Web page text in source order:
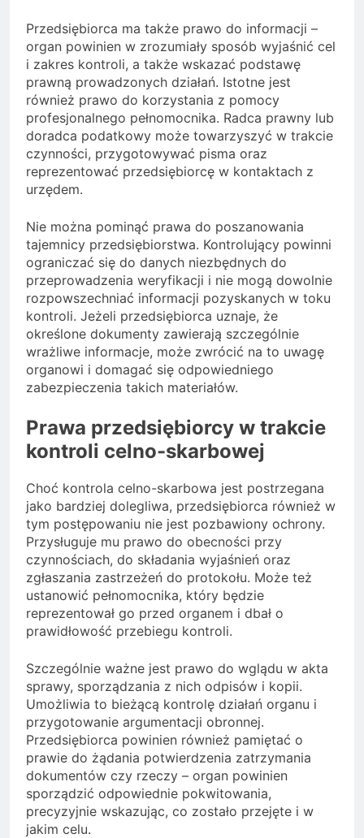
Przedsiębiorca ma także prawo do informacji –
organ powinien w zrozumiały sposób wyjaśnić cel
i zakres kontroli, a także wskazać podstawę
prawną prowadzonych działań. Istotne jest
również prawo do korzystania z pomocy
profesjonalnego pełnomocnika. Radca prawny lub
doradca podatkowy może towarzyszyć w trakcie
czynności, przygotowywać pisma oraz
reprezentować przedsiębiorcę w kontaktach z
urzędem.
Nie można pominąć prawa do poszanowania
tajemnicy przedsiębiorstwa. Kontrolujący powinni
ograniczać się do danych niezbędnych do
przeprowadzenia weryfikacji i nie mogą dowolnie
rozpowszechniać informacji pozyskanych w toku
kontroli. Jeżeli przedsiębiorca uznaje, że
określone dokumenty zawierają szczególnie
wrażliwe informacje, może zwrócić na to uwagę
organowi i domagać się odpowiedniego
zabezpieczenia takich materiałów.
Prawa przedsiębiorcy w trakcie
kontroli celno-skarbowej
Choć kontrola celno-skarbowa jest postrzegana
jako bardziej dolegliwa, przedsiębiorca również w
tym postępowaniu nie jest pozbawiony ochrony.
Przysługuje mu prawo do obecności przy
czynnościach, do składania wyjaśnień oraz
zgłaszania zastrzeżeń do protokołu. Może też
ustanowić pełnomocnika, który będzie
reprezentował go przed organem i dbał o
prawidłowość przebiegu kontroli.
Szczególnie ważne jest prawo do wglądu w akta
sprawy, sporządzania z nich odpisów i kopii.
Umożliwia to bieżącą kontrolę działań organu i
przygotowanie argumentacji obronnej.
Przedsiębiorca powinien również pamiętać o
prawie do żądania potwierdzenia zatrzymania
dokumentów czy rzeczy – organ powinien
sporządzić odpowiednie pokwitowania,
precyzyjnie wskazując, co zostało przejęte i w
jakim celu.